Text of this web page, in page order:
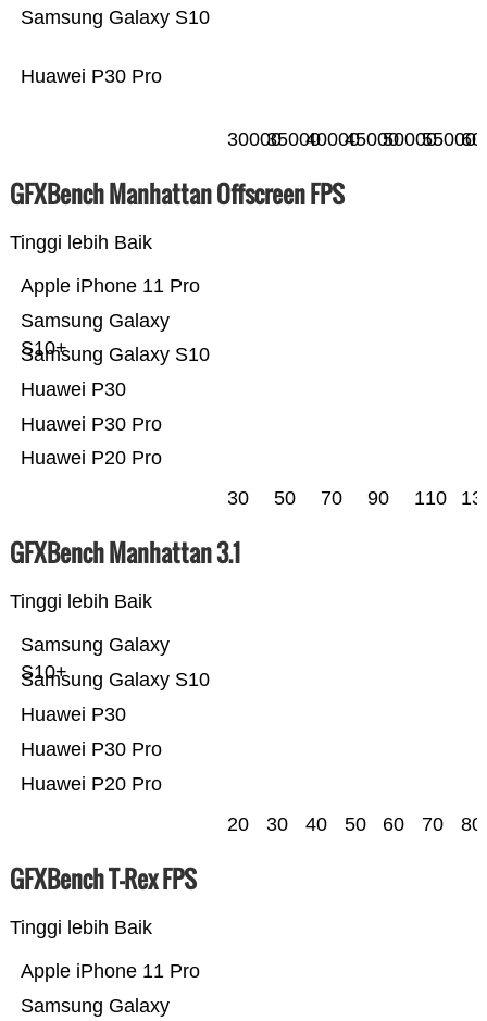
Huawei P30 Pro
Samsung Galaxy S10
300003500040000450005000055000
GFXBench Manhattan Offscreen FPS
Tinggi lebih Baik
Huawei P20 Pro
Huawei P30 Pro
Huawei P30
Samsung Galaxy S10
Samsung Galaxy
S10+
Apple iPhone 11 Pro
30 50 70 90 110
GFXBench Manhattan 3.1
Tinggi lebih Baik
Huawei P20 Pro
Huawei P30 Pro
Huawei P30
Samsung Galaxy S10
Samsung Galaxy
S10+
20 30 40 50 60 70 80
GFXBench T-Rex FPS
Tinggi lebih Baik
Samsung Galaxy
Apple iPhone 11 Pro